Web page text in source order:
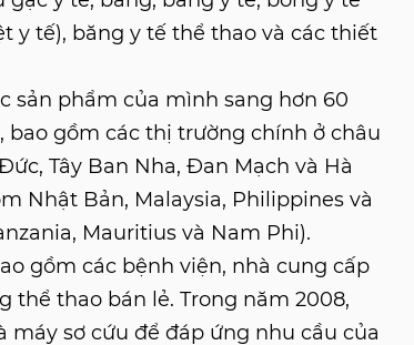
y tế), băng y tế thể thao và các thiết
sản phẩm của mình sang hơn 60
bao gồm các thị trường chính ở châu
Tây Ban Nha, Đan Mạch và Hà
Nhật Bản, Malaysia, Philippines và
Mauritius và Nam Phi).
gồm các bệnh viện, nhà cung cấp
thể thao bán lẻ. Trong năm 2008,
sơ cứu để đáp ứng nhu cầu của